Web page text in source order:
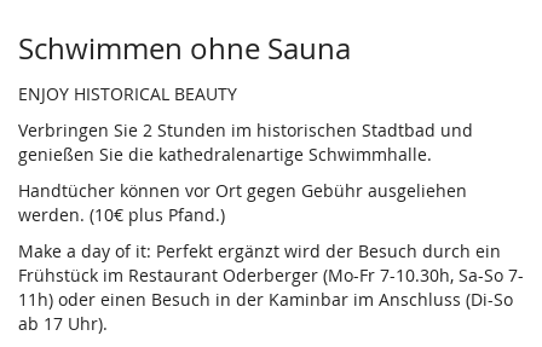
Produkte
Schwimmen ohne Sauna
ENJOY HISTORICAL BEAUTY
Verbringen Sie 2 Stunden im historischen Stadtbad und
genießen Sie die kathedralenartige Schwimmhalle.
Handtücher können vor Ort gegen Gebühr ausgeliehen
werden. (10€ plus Pfand.)
Make a day of it: Perfekt ergänzt wird der Besuch durch ein
Frühstück im Restaurant Oderberger (Mo-Fr 7-10.30h, Sa-So 7-
11h) oder einen Besuch in der Kaminbar im Anschluss (Di-So
ab 17 Uhr).